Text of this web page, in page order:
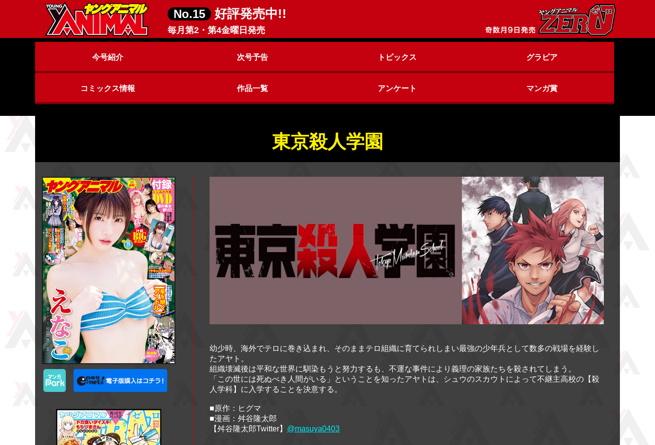
No.15 好評発売中!!
毎月第2・第4金曜日発売
今号紹介
ヤングアニマル
ヤングアニマルZERO
次号予告 トピックス グラビア
コミックス情報 作品一覧 アンケート マンガ賞
東京殺人学園
幼少時、海外でテロに巻き込まれ、そのままテロ組織に育てられしまい最強の少年兵として数多の戦場を経験し
たアヤト。
組織壊滅後は平和な世界に馴染もうと努力するも、不運な事件により義理の家族たちを殺されてしまう。
「この世には死ぬべき人間がいる」ということを知ったアヤトは、シュウのスカウトによって不継主高校の【殺
人学科】に入学することを決意する。
■原作： ヒグマ
■漫画：舛谷隆太郎
【舛谷隆太郎Twitter】 @masuya0403